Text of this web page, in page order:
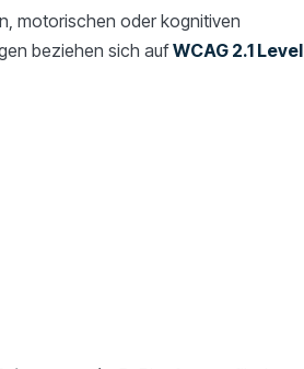
motorischen oder kognitiven
beziehen sich aufWCAG 2.1 Level